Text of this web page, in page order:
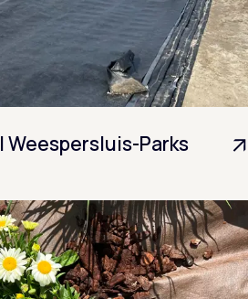
Weespersluis-Parks